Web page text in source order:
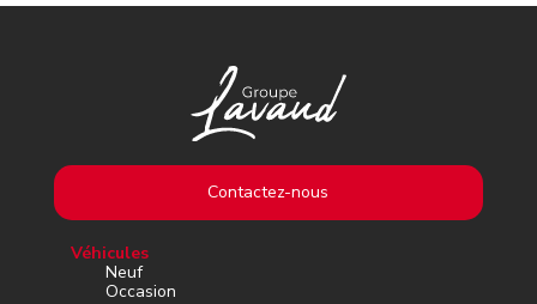
Contactez-nous
Véhicules
Neuf
Occasion